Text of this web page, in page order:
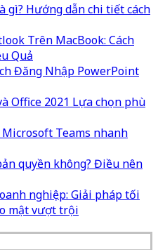
gì? Hướng dẫn chi tiết cách
Trên MacBook: Cách
Quả
Đăng Nhập PowerPoint
Office 2021 Lựa chọn phù
Teams nhanh
quyền không? Điều nên
nghiệp: Giải pháp tối
mật vượt trội